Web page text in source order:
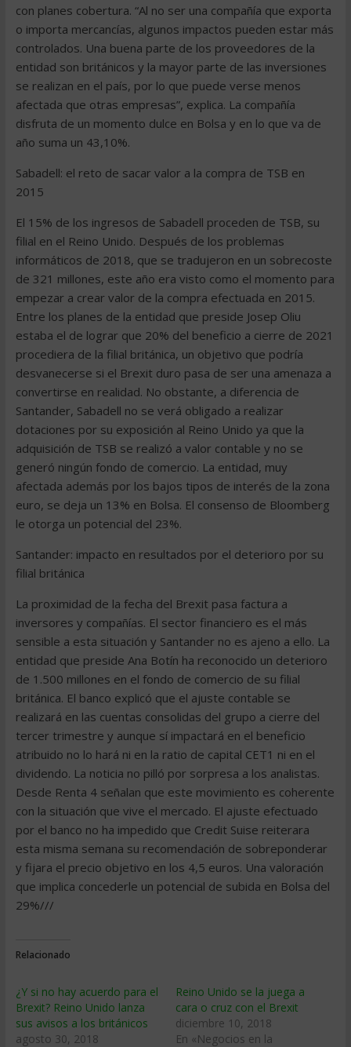
con planes cobertura. “Al no ser una compañía que exporta
o importa mercancías, algunos impactos pueden estar más
controlados. Una buena parte de los proveedores de la
entidad son británicos y la mayor parte de las inversiones
se realizan en el país, por lo que puede verse menos
afectada que otras empresas”, explica. La compañía
disfruta de un momento dulce en Bolsa y en lo que va de
año suma un 43,10%.
Sabadell: el reto de sacar valor a la compra de TSB en
2015
El 15% de los ingresos de Sabadell proceden de TSB, su
filial en el Reino Unido. Después de los problemas
informáticos de 2018, que se tradujeron en un sobrecoste
de 321 millones, este año era visto como el momento para
empezar a crear valor de la compra efectuada en 2015.
Entre los planes de la entidad que preside Josep Oliu
estaba el de lograr que 20% del beneficio a cierre de 2021
procediera de la filial británica, un objetivo que podría
desvanecerse si el Brexit duro pasa de ser una amenaza a
convertirse en realidad. No obstante, a diferencia de
Santander, Sabadell no se verá obligado a realizar
dotaciones por su exposición al Reino Unido ya que la
adquisición de TSB se realizó a valor contable y no se
generó ningún fondo de comercio. La entidad, muy
afectada además por los bajos tipos de interés de la zona
euro, se deja un 13% en Bolsa. El consenso de Bloomberg
le otorga un potencial del 23%.
Santander: impacto en resultados por el deterioro por su
filial británica
La proximidad de la fecha del Brexit pasa factura a
inversores y compañías. El sector financiero es el más
sensible a esta situación y Santander no es ajeno a ello. La
entidad que preside Ana Botín ha reconocido un deterioro
de 1.500 millones en el fondo de comercio de su filial
británica. El banco explicó que el ajuste contable se
realizará en las cuentas consolidas del grupo a cierre del
tercer trimestre y aunque sí impactará en el beneficio
atribuido no lo hará ni en la ratio de capital CET1 ni en el
dividendo. La noticia no pilló por sorpresa a los analistas.
Desde Renta 4 señalan que este movimiento es coherente
con la situación que vive el mercado. El ajuste efectuado
por el banco no ha impedido que Credit Suise reiterara
esta misma semana su recomendación de sobreponderar
y fijara el precio objetivo en los 4,5 euros. Una valoración
que implica concederle un potencial de subida en Bolsa del
29%///
Relacionado
¿Y si no hay acuerdo para el
Brexit? Reino Unido lanza
sus avisos a los británicos
agosto 30, 2018
Reino Unido se la juega a
cara o cruz con el Brexit
diciembre 10, 2018
En «Negocios en la